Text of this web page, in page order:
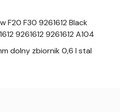
F20 F30 9261612 Black
9261612 9261612 A104
dolny zbiornik 0,6 l stal